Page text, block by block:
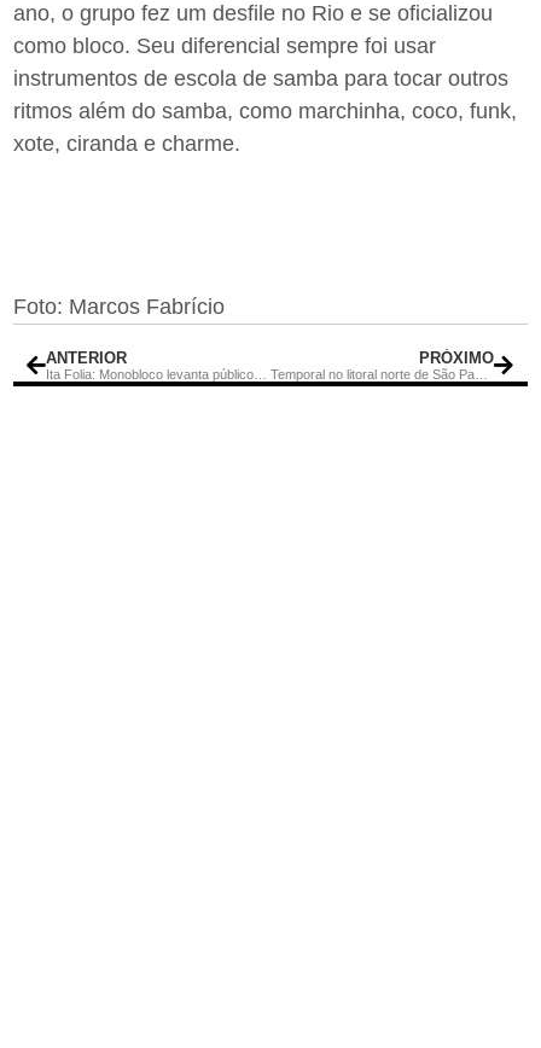
ano, o grupo fez um desfile no Rio e se oficializou
como bloco. Seu diferencial sempre foi usar
instrumentos de escola de samba para tocar outros
ritmos além do samba, como marchinha, coco, funk,
xote, ciranda e charme.
Foto: Marcos Fabrício
ANTERIOR
Ita Folia: Monobloco levanta público na abertura do Carnaval
PRÓXIMO
Temporal no litoral norte de São Paulo deixa 35 mortos e mais de 1700 desalojados